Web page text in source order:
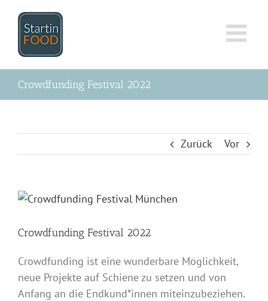
Inhalt
springen
Crowdfunding Festival 2022
Zurück Vor
Zeige
Bild
Crowdfunding Festival 2022
Crowdfunding ist eine wunderbare Möglichkeit,
neue Projekte auf Schiene zu setzen und von
Anfang an die Endkund*innen miteinzubeziehen.